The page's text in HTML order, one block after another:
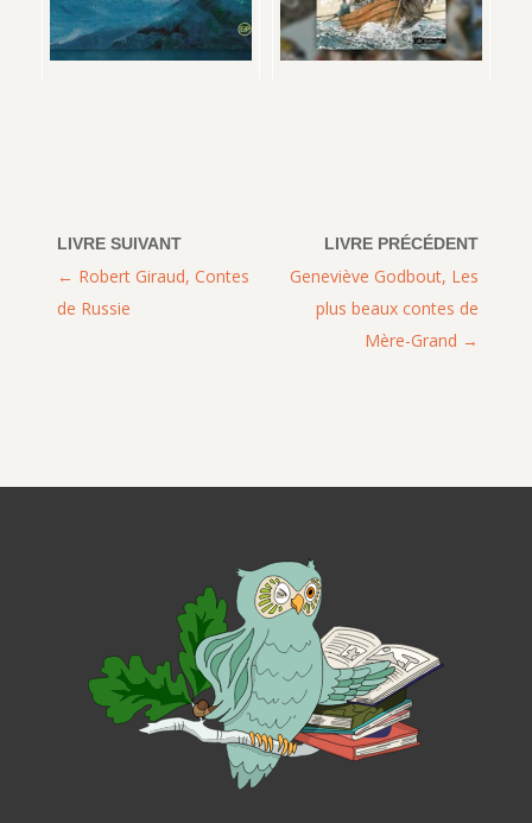
Geneviève Godbout, Les
plus beaux contes de
Mère-Grand
Robert Giraud, Contes
de Russie